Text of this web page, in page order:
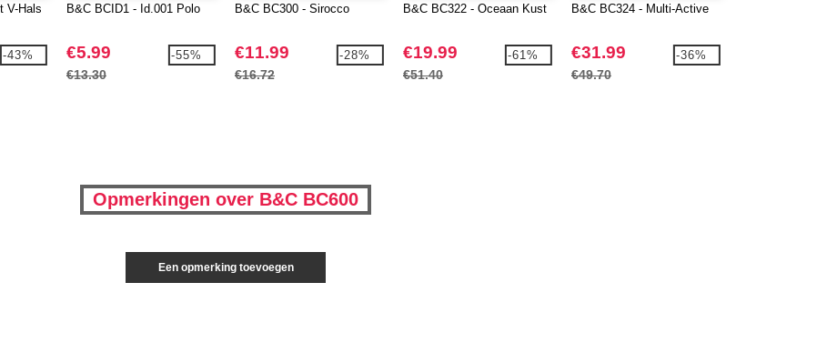
V-Hals
-43%
B&C BCID1 - Id.001 Polo
€5.99
€13.30
-55%
B&C BC300 - Sirocco
€11.99
€16.72
-28%
B&C BC322 - Oceaan Kust
€19.99
€51.40
-61%
B&C BC324 - Multi-Active
€31.99
€49.70
-36%
Opmerkingen over B&C BC600
Een opmerking toevoegen